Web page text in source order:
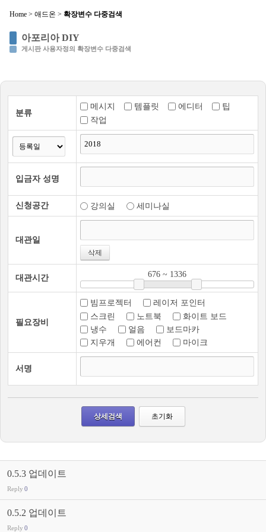
Home > 애드온 > 확장변수 다중검색
아포리아 DIY
게시판 사용자정의 확장변수 다중검색
분류
메시지 템플릿 에디터
팁
작업
입금자 성명
신청공간 강의실 세미나실
대관일
대관시간 676 ~ 1336
필요장비
빔프로젝터
레이저 포인터
스크린
노트북
화이트 보드
냉수
얼음
보드마카
지우개
에어컨 마이크
서명
0.5.3 업데이트
Reply 0
0.5.2 업데이트
Reply 0
Sketchbook5, 스케치북5
Sketchbook5, 스케치북5